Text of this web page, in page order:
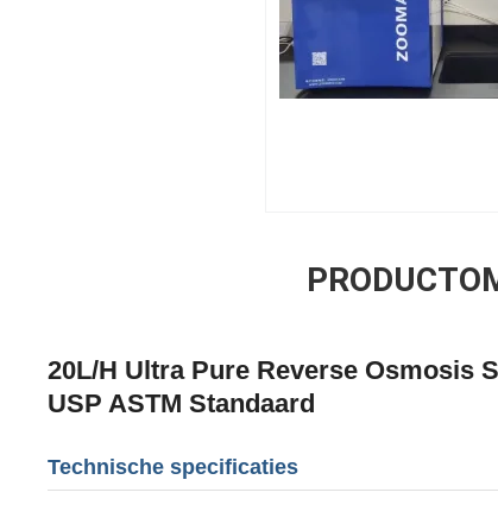
20L/H Ultra Pure Reverse Osmosis
USP ASTM Standaard
Technische specificaties